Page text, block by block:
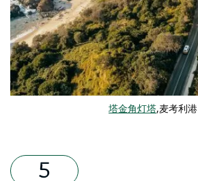
塔金角灯塔,麦考利港